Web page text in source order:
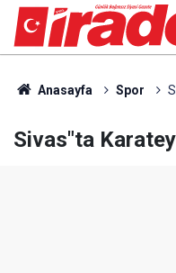
Anasayfa Spor
Sivas"ta